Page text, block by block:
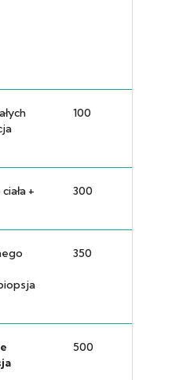
100
+
300
350
500